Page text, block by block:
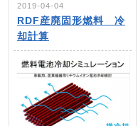
2019-04-04
RDF産廃固形燃料 冷
却計算